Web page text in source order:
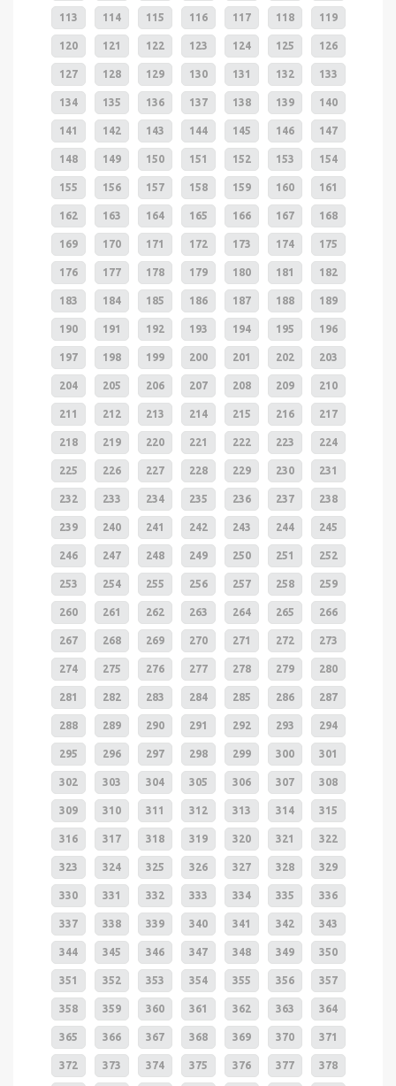
113 114 115 116 117 118 119
120 121 122 123 124 125 126
127 128 129 130 131 132 133
134 135 136 137 138 139 140
141 142 143 144 145 146 147
148 149 150 151 152 153 154
155 156 157 158 159 160 161
162 163 164 165 166 167 168
169 170 171 172 173 174 175
176 177 178 179 180 181 182
183 184 185 186 187 188 189
190 191 192 193 194 195 196
197 198 199 200 201 202 203
204 205 206 207 208 209 210
211 212 213 214 215 216 217
218 219 220 221 222 223 224
225 226 227 228 229 230 231
232 233 234 235 236 237 238
239 240 241 242 243 244 245
246 247 248 249 250 251 252
253 254 255 256 257 258 259
260 261 262 263 264 265 266
267 268 269 270 271 272 273
274 275 276 277 278 279 280
281 282 283 284 285 286 287
288 289 290 291 292 293 294
295 296 297 298 299 300 301
302 303 304 305 306 307 308
309 310 311 312 313 314 315
316 317 318 319 320 321 322
323 324 325 326 327 328 329
330 331 332 333 334 335 336
337 338 339 340 341 342 343
344 345 346 347 348 349 350
351 352 353 354 355 356 357
358 359 360 361 362 363 364
365 366 367 368 369 370 371
372 373 374 375 376 377 378